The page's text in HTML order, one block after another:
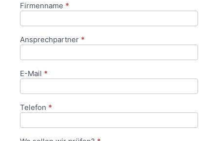
Anfrageformular
Firmenname *
Ansprechpartner *
E-Mail *
Telefon *